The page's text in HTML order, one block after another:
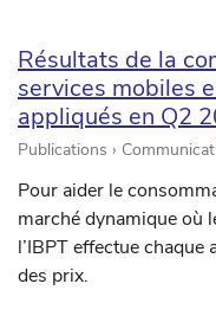
Résultats de la
services mobiles
appliqués en Q2
Publications ›
Pour aider le
marché dynamique où
l’IBPT effectue
des prix.